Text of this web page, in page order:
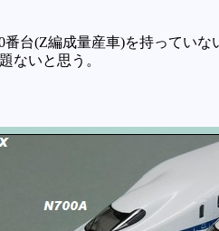
台(Z編成量産車)を持っていな
ないと思う。